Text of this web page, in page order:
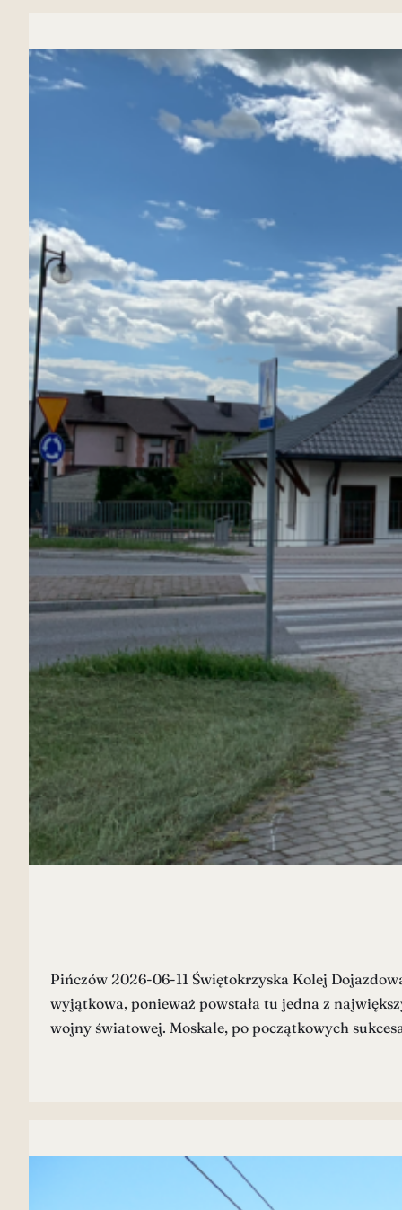
Pińczów 2026-06-11 Świętokrzyska Kolej
wyjątkowa, ponieważ powstała tu jedna z
wojny światowej. Moskale, po początkowych